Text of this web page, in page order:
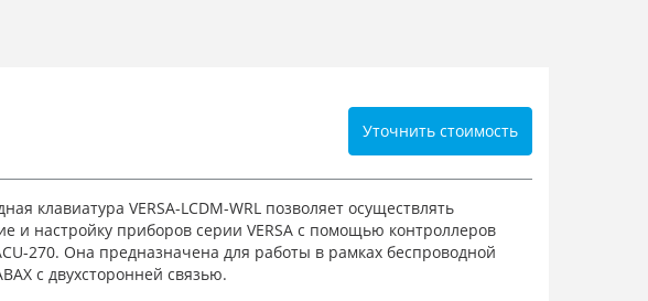
Уточнить стоимость
клавиатура VERSA-LCDM-WRL позволяет осуществлять
и настройку приборов серии VERSA с помощью контроллеров
270. Она предназначена для работы в рамках беспроводной
с двухсторонней связью.